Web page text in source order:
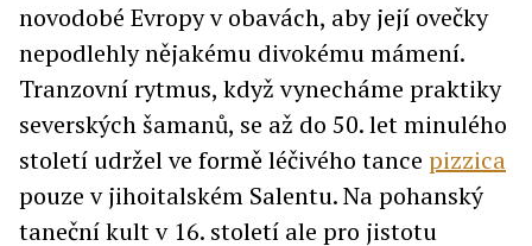
novodobé Evropy v obavách, aby její ovečky
nepodlehly nějakému divokému mámení.
Tranzovní rytmus, když vynecháme praktiky
severských šamanů, se až do 50. let minulého
století udržel ve formě léčivého tance pizzica
pouze v jihoitalském Salentu. Na pohanský
taneční kult v 16. století ale pro jistotu